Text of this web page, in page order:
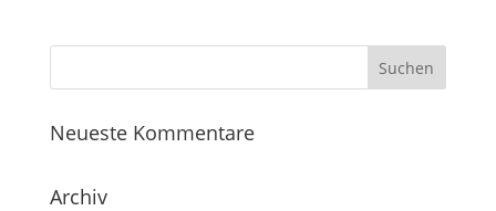
Neueste Kommentare
Archiv